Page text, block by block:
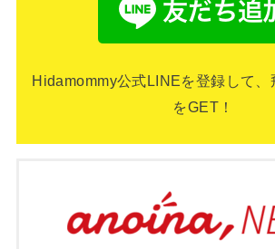
Hidamommy公式LINEを登録して、
をGET！